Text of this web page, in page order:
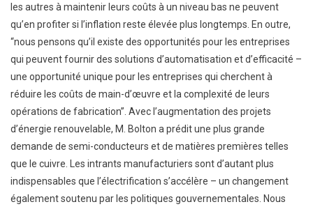
les autres à maintenir leurs coûts à un niveau bas ne peuvent
qu’en profiter si l’inflation reste élevée plus longtemps. En outre,
“nous pensons qu’il existe des opportunités pour les entreprises
qui peuvent fournir des solutions d’automatisation et d’efficacité –
une opportunité unique pour les entreprises qui cherchent à
réduire les coûts de main-d’œuvre et la complexité de leurs
opérations de fabrication”. Avec l’augmentation des projets
d’énergie renouvelable, M. Bolton a prédit une plus grande
demande de semi-conducteurs et de matières premières telles
que le cuivre. Les intrants manufacturiers sont d’autant plus
indispensables que l’électrification s’accélère – un changement
également soutenu par les politiques gouvernementales. Nous